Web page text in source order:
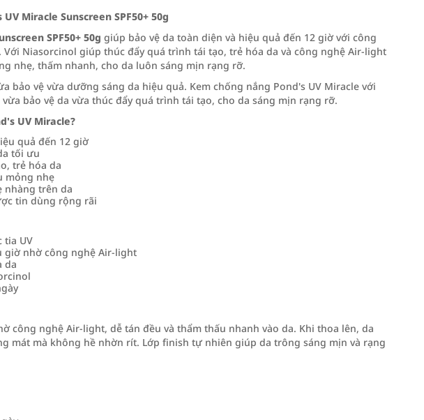
Miracle Sunscreen SPF50+ 50g
SPF50+ 50g giúp bảo vệ da toàn diện và hiệu quả đến 12 giờ với công
Với Niasorcinol giúp thúc đẩy quá trình tái tạo, trẻ hóa da và công nghệ Air-light
nhẹ, thấm nhanh, cho da luôn sáng mịn rạng rỡ.
bảo vệ vừa dưỡng sáng da hiệu quả. Kem chống nắng Pond's UV Miracle với
bảo vệ da vừa thúc đẩy quá trình tái tạo, cho da sáng mịn rạng rỡ.
UV Miracle?
quả đến 12 giờ
tối ưu
trẻ hóa da
mỏng nhẹ
nhàng trên da
tin dùng rộng rãi
tia UV
giờ nhờ công nghệ Air-light
da
công nghệ Air-light, dễ tán đều và thẩm thấu nhanh vào da. Khi thoa lên, da
mát mà không hề nhờn rít. Lớp finish tự nhiên giúp da trông sáng mịn và rạng